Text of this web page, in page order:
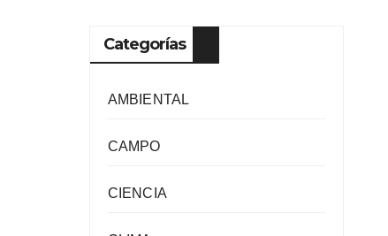
Categorías
AMBIENTAL
CAMPO
CIENCIA